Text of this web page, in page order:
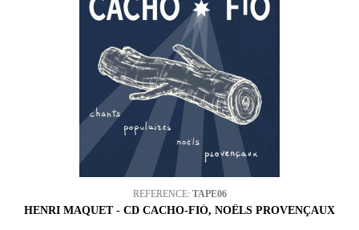
REFERENCE: TAPE06
HENRI MAQUET - CD CACHO-FIÒ, NOËLS PROVENÇAUX